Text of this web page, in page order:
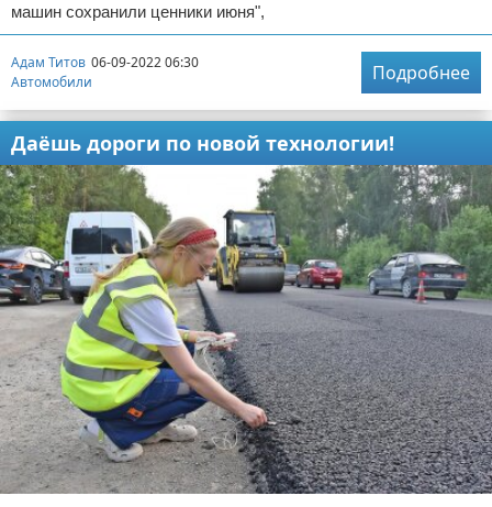
машин сохранили ценники июня",
Адам Титов 06-09-2022 06:30
Автомобили
Подробнее
Даёшь дороги по новой технологии!